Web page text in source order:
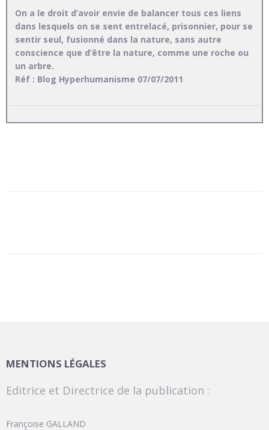
On a le droit d’avoir envie de balancer tous ces liens
dans lesquels on se sent entrelacé, prisonnier, pour se
sentir seul, fusionné dans la nature, sans autre
conscience que d’être la nature, comme une roche ou
un arbre.
Réf : Blog Hyperhumanisme 07/07/2011
MENTIONS LÉGALES
Editrice et Directrice de la publication :
Françoise GALLAND